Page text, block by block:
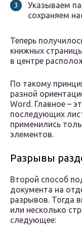
Указываем
сохраняем
Теперь
книжных
в центре
По такому
разной
Word. Главное –
последующих
применились
элементов.
Разрывы
Второй способ
документа на
разрывов. Тогда
или несколько
следующее: